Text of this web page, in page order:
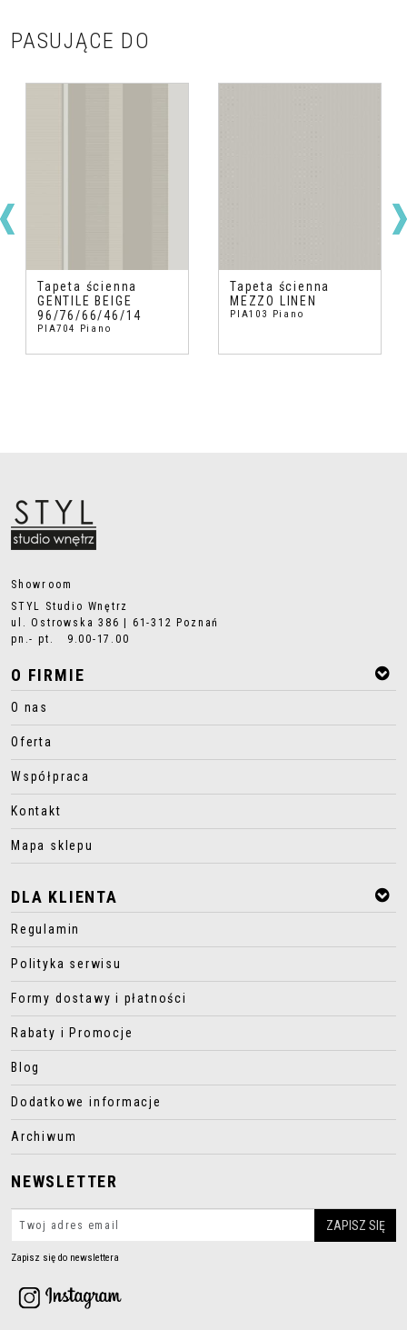
PASUJĄCE DO
Tapeta ścienna
GENTILE BEIGE
96/76/66/46/14
PIA704 Piano
Tapeta ścienna
MEZZO LINEN
PIA103 Piano
Showroom
STYL Studio Wnętrz
ul. Ostrowska 386 | 61-312 Poznań
pn.- pt. 9.00-17.00
O FIRMIE
O nas
Oferta
Współpraca
Kontakt
Mapa sklepu
DLA KLIENTA
Regulamin
Polityka serwisu
Formy dostawy i płatności
Rabaty i Promocje
Blog
Dodatkowe informacje
Archiwum
NEWSLETTER
Zapisz się do newslettera